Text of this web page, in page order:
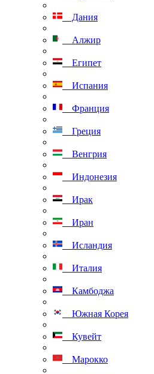
Дания
Алжир
Египет
Испания
Франция
Греция
Венгрия
Индонезия
Ирак
Иран
Исландия
Италия
Камбоджа
Южная Корея
Кувейт
Марокко